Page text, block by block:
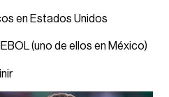
en Estados Unidos
(uno de ellos en México)